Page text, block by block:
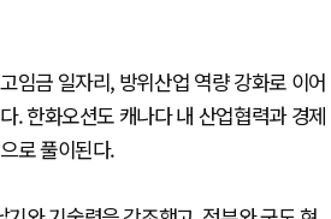
임금 일자리, 방위산업 역량 강화로 이어
. 한화오션도 캐나다 내 산업협력과 경제
로 풀이된다.